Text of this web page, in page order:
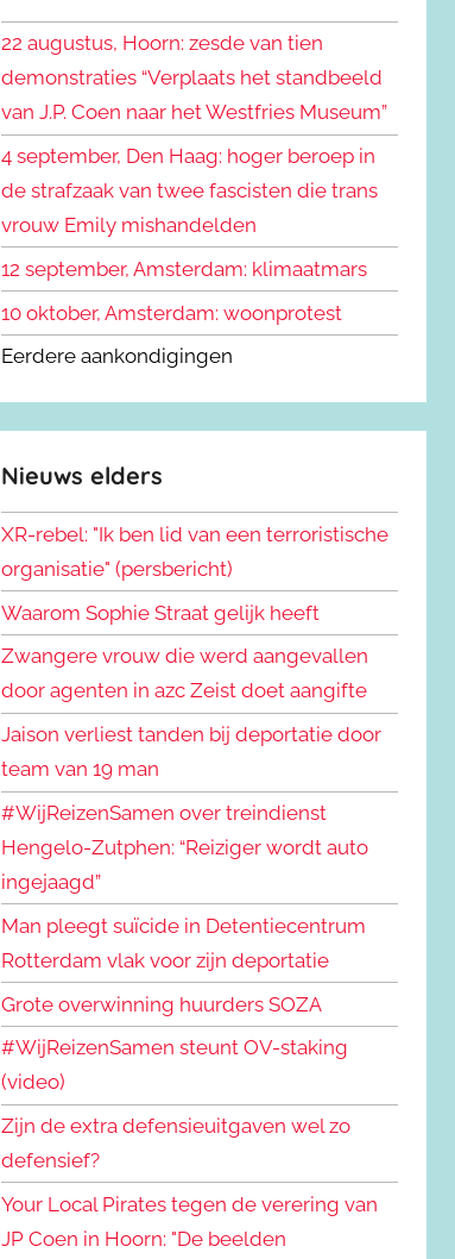
n
a
a
r
:
n
22 augustus, Hoorn: zesde van tien
demonstraties “Verplaats het standbeeld
van J.P. Coen naar het Westfries Museum”
4 september, Den Haag: hoger beroep in
de strafzaak van twee fascisten die trans
vrouw Emily mishandelden
12 september, Amsterdam: klimaatmars
10 oktober, Amsterdam: woonprotest
Eerdere aankondigingen
Nieuws elders
XR-rebel: "Ik ben lid van een terroristische
organisatie" (persbericht)
Waarom Sophie Straat gelijk heeft
Zwangere vrouw die werd aangevallen
door agenten in azc Zeist doet aangifte
Jaison verliest tanden bij deportatie door
team van 19 man
#WijReizenSamen over treindienst
Hengelo-Zutphen: “Reiziger wordt auto
ingejaagd”
Man pleegt suïcide in Detentiecentrum
Rotterdam vlak voor zijn deportatie
Grote overwinning huurders SOZA
#WijReizenSamen steunt OV-staking
(video)
Zijn de extra defensieuitgaven wel zo
defensief?
Your Local Pirates tegen de verering van
JP Coen in Hoorn: "De beelden